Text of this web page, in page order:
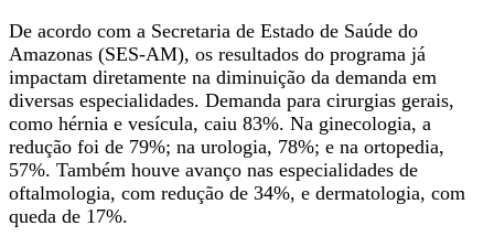
De acordo com a Secretaria de Estado de Saúde do
Amazonas (SES-AM), os resultados do programa já
impactam diretamente na diminuição da demanda em
diversas especialidades. Demanda para cirurgias gerais,
como hérnia e vesícula, caiu 83%. Na ginecologia, a
redução foi de 79%; na urologia, 78%; e na ortopedia,
57%. Também houve avanço nas especialidades de
oftalmologia, com redução de 34%, e dermatologia, com
queda de 17%.